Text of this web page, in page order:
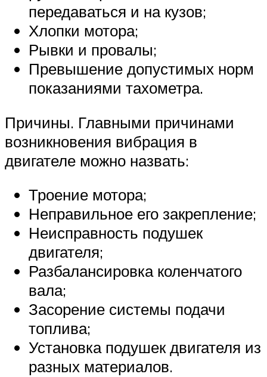
передаваться и на кузов;
Хлопки мотора;
Рывки и провалы;
Превышение допустимых норм
показаниями тахометра.
Причины. Главными причинами
возникновения вибрация в
двигателе можно назвать:
Троение мотора;
Неправильное его закрепление;
Неисправность подушек
двигателя;
Разбалансировка коленчатого
вала;
Засорение системы подачи
топлива;
Установка подушек двигателя из
разных материалов.